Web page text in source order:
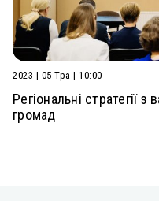
2023 | 05 Тра | 10:00
Регіональні стратегії
громад